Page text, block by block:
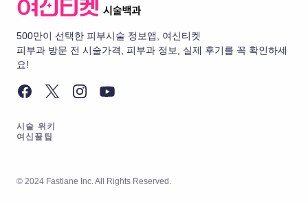
500만이 선택한 피부시술 정보앱, 여신티켓
피부과 방문 전 시술가격, 피부과 정보, 실제 후기를 꼭 확인하세
요!
시술 위키
여신꿀팁
© 2024 Fastlane Inc. All Rights Reserved.